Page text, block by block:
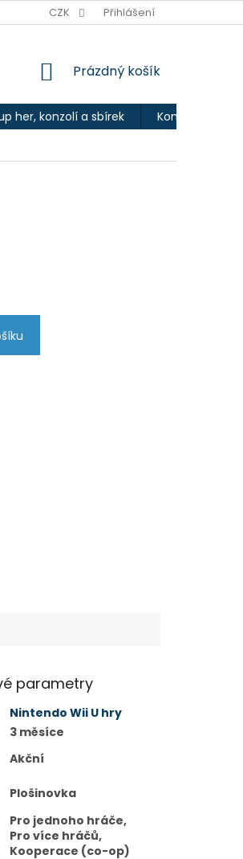
CZK Přihlášení
NÁKUPNÍ
Prázdný košík
her, konzolí a sbírek Kontakty
parametry
Nintendo Wii U hry
3 měsíce
Akční
Plošinovka
Pro jednoho hráče,
Pro více hráčů,
Kooperace (co-op)